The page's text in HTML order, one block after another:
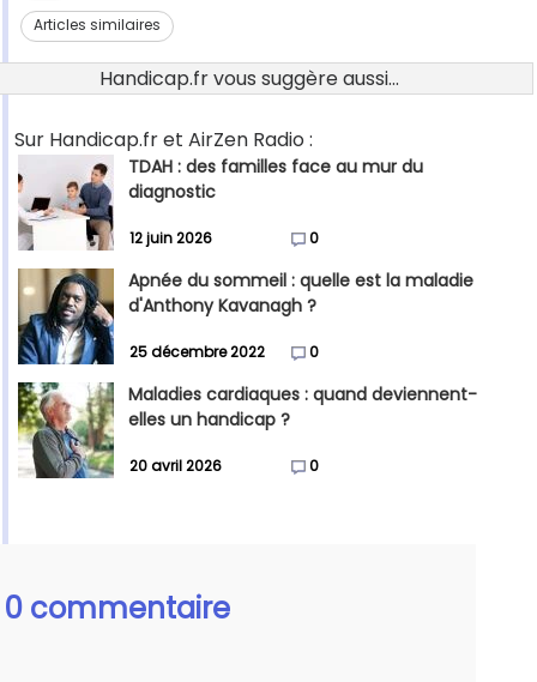
Articles similaires
Handicap.fr vous suggère aussi...
Sur Handicap.fr et AirZen Radio :
TDAH : des familles face au mur du
diagnostic
12 juin 2026 0
Apnée du sommeil : quelle est la maladie
d'Anthony Kavanagh ?
25 décembre 2022 0
Maladies cardiaques : quand deviennent-
elles un handicap ?
20 avril 2026 0
0 commentaire